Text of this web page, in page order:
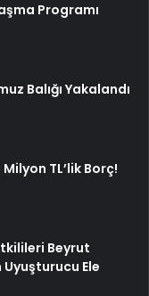
Programı
Balığı Yakalandı
TL’lik Borç!
Beyrut
Uyuşturucu Ele